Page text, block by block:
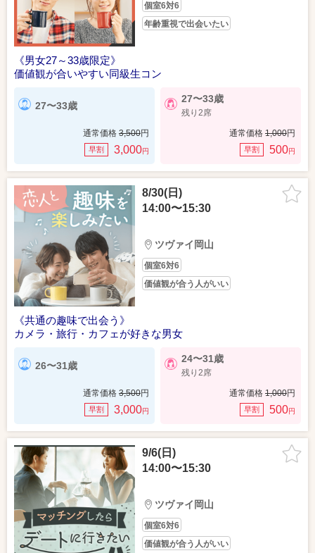
個室6対6
年齢重視で出会いたい
《男女27～33歳限定》
価値観が合いやすい同級生コン
27〜33歳
通常価格 3,500円
早割 3,000円
27〜33歳
残り2席
通常価格 1,000円
早割 500円
8/30(日)
14:00〜15:30
ツヴァイ岡山
個室6対6
価値観が合う人がいい
《共通の趣味で出会う》
カメラ・旅行・カフェが好きな男女
26〜31歳
通常価格 3,500円
早割 3,000円
24〜31歳
残り2席
通常価格 1,000円
早割 500円
9/6(日)
14:00〜15:30
ツヴァイ岡山
個室6対6
価値観が合う人がいい